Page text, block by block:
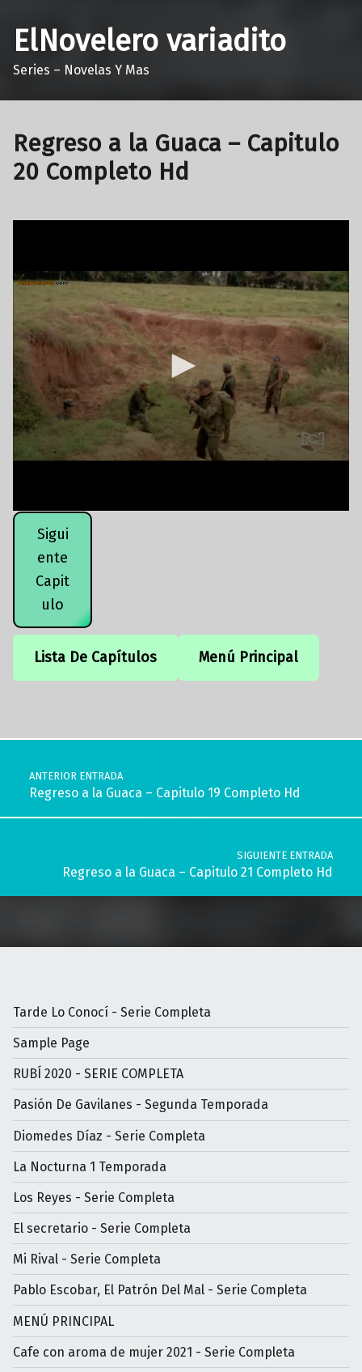
ElNovelero variadito
Series – Novelas Y Mas
Regreso a la Guaca – Capitulo
20 Completo Hd
Sigui
ente
Capit
ulo
Lista De Capítulos Menú Principal
Navegación de entradas
ANTERIOR ENTRADA
Regreso a la Guaca – Capitulo 19 Completo Hd
SIGUIENTE ENTRADA
Regreso a la Guaca – Capitulo 21 Completo Hd
Tarde Lo Conocí - Serie Completa
Sample Page
RUBÍ 2020 - SERIE COMPLETA
Pasión De Gavilanes - Segunda Temporada
Diomedes Díaz - Serie Completa
La Nocturna 1 Temporada
Los Reyes - Serie Completa
El secretario - Serie Completa
Mi Rival - Serie Completa
Pablo Escobar, El Patrón Del Mal - Serie Completa
MENÚ PRINCIPAL
Cafe con aroma de mujer 2021 - Serie Completa